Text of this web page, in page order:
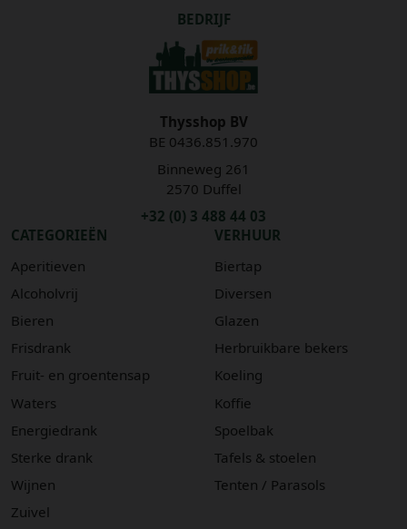
BEDRIJF
Thysshop BV
BE 0436.851.970
Binneweg 261
2570 Duffel
+32 (0) 3 488 44 03
CATEGORIEËN
Aperitieven
Alcoholvrij
Bieren
Frisdrank
Fruit- en groentensap
Waters
Energiedrank
Sterke drank
Wijnen
Zuivel
VERHUUR
Biertap
Diversen
Glazen
Herbruikbare bekers
Koeling
Koffie
Spoelbak
Tafels & stoelen
Tenten / Parasols